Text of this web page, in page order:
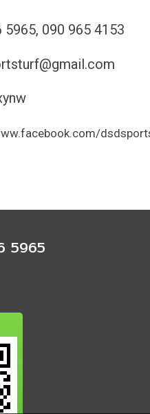
5965, 090 965 4153
5965